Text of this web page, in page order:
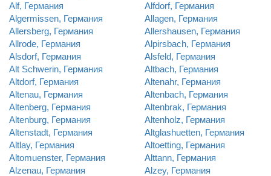
Alf, Германия
Alfdorf, Германия
Algermissen, Германия
Allagen, Германия
Allersberg, Германия
Allershausen, Германия
Allrode, Германия
Alpirsbach, Германия
Alsdorf, Германия
Alsfeld, Германия
Alt Schwerin, Германия
Altbach, Германия
Altdorf, Германия
Altenahr, Германия
Altenau, Германия
Altenbach, Германия
Altenberg, Германия
Altenbrak, Германия
Altenburg, Германия
Altenholz, Германия
Altenstadt, Германия
Altglashuetten, Германия
Altlay, Германия
Altoetting, Германия
Altomuenster, Германия
Alttann, Германия
Alzenau, Германия
Alzey, Германия